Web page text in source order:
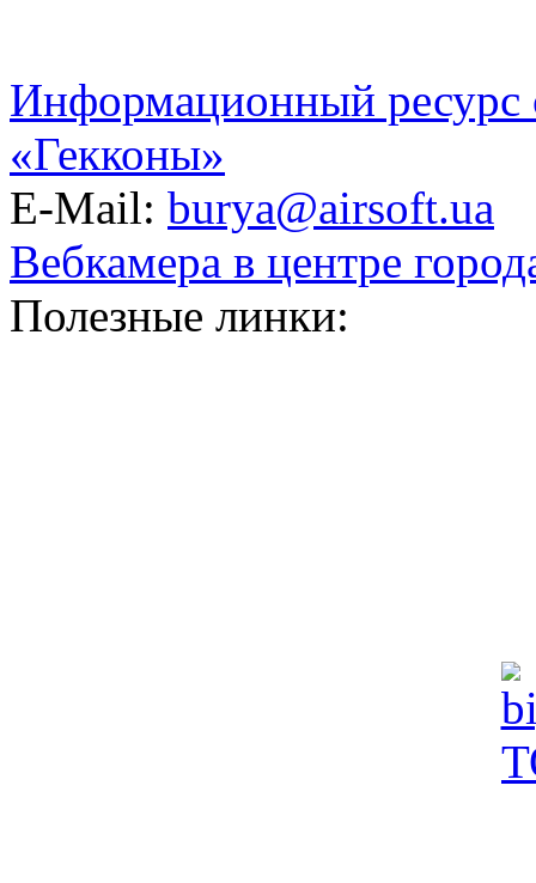
Информационный ресурс
«Гекконы»
E-Mail: burya@airsoft.ua
Вебкамера в центре
Полезные линки: